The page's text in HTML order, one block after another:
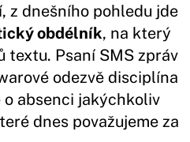
z dnešního pohledu jde
obdélník, na který
textu. Psaní SMS zpráv
odezvě disciplína
absenci jakýchkoliv
dnes považujeme za